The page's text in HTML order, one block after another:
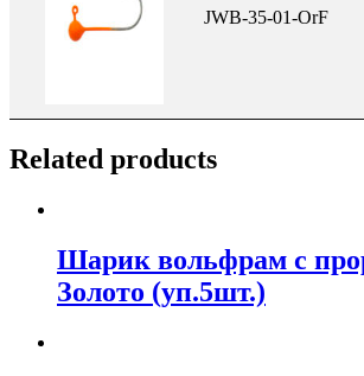
JWB-35-01-OrF
Related products
Шарик вольфрам с
Золото (уп.5шт.)